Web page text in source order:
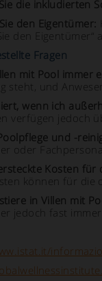
die inkludierten
den Eigentümer:
den Eigentümer“
Fragen
mit Pool immer
steht, und
wenn ich
verfügen jedoch
und -
oder
Kosten für
können für die
in Villen mit
jedoch fast